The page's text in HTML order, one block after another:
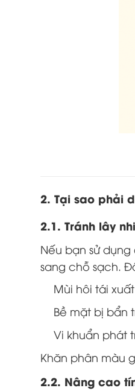
2. Tại sao phải
2.1. Tránh lây
Nếu bạn sử
sang chỗ sạch.
Mùi hôi tái
Bề mặt bị bẩn
Vi khuẩn phát
Khăn phân màu
2.2. Nâng cao